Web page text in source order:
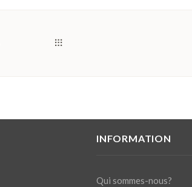
INFORMATION
Qui sommes-nous?